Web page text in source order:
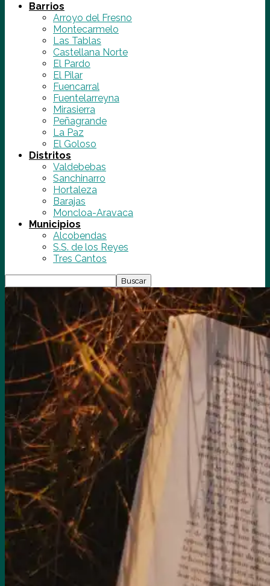
Barrios
Arroyo del Fresno
Montecarmelo
Las Tablas
Castellana Norte
El Pardo
El Pilar
Fuencarral
Fuentelarreyna
Mirasierra
Peñagrande
La Paz
El Goloso
Distritos
Valdebebas
Sanchinarro
Hortaleza
Barajas
Moncloa-Aravaca
Municipios
Alcobendas
S.S. de los Reyes
Tres Cantos